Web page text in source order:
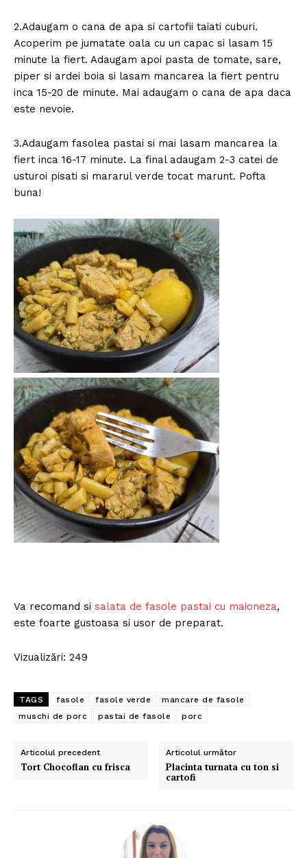
Politica de Confidențialitate
2.Adaugam o cana de apa si cartofii taiati cuburi.
Acoperim pe jumatate oala cu un capac si lasam 15
minute la fiert. Adaugam apoi pasta de tomate, sare,
piper si ardei boia si lasam mancarea la fiert pentru
inca 15-20 de minute. Mai adaugam o cana de apa daca
este nevoie.
3.Adaugam fasolea pastai si mai lasam mancarea la
fiert inca 16-17 minute. La final adaugam 2-3 catei de
usturoi pisati si mararul verde tocat marunt. Pofta
buna!
Va recomand si salata de fasole pastai cu maioneza,
este foarte gustoasa si usor de preparat.
Vizualizări: 249
TAGS fasole fasole verde
mancare de fasole
muschi de porc
pastai de fasole porc
Articolul precedent
Tort Chocoflan cu frisca
Articolul următor
Placinta turnata cu ton si
cartofi